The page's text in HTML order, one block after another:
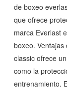
de boxeo
que ofrece
marca Everlast
boxeo.
classic ofrece
como la
entrenamiento.